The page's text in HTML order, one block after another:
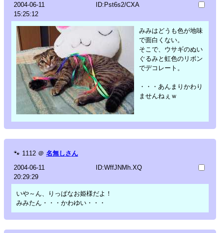
2004-06-11
15:25:12
ID:Pst6s2/CXA
みみはどうも色が地味
で面白くない。
そこで、ウサギのぬい
ぐるみと虹色のリボン
でデコレート。
・・・あんまりかわり
ませんねぇｗ
🐾 1112 ＠ 名無しさん
2004-06-11
20:29:29
ID:WffJNMh.XQ
いや～ん、りっぱなお姫様だよ！
みみたん・・・かわゆい・・・